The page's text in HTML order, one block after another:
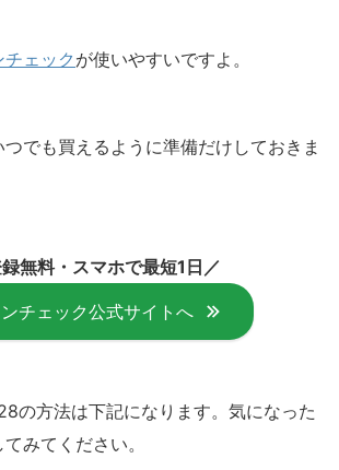
チェック が使いやすいですよ。
でも買えるように準備だけしておきま
無料・スマホで最短1日／
チェック公式サイトへ
の方法は下記になります。気になった
みてください。